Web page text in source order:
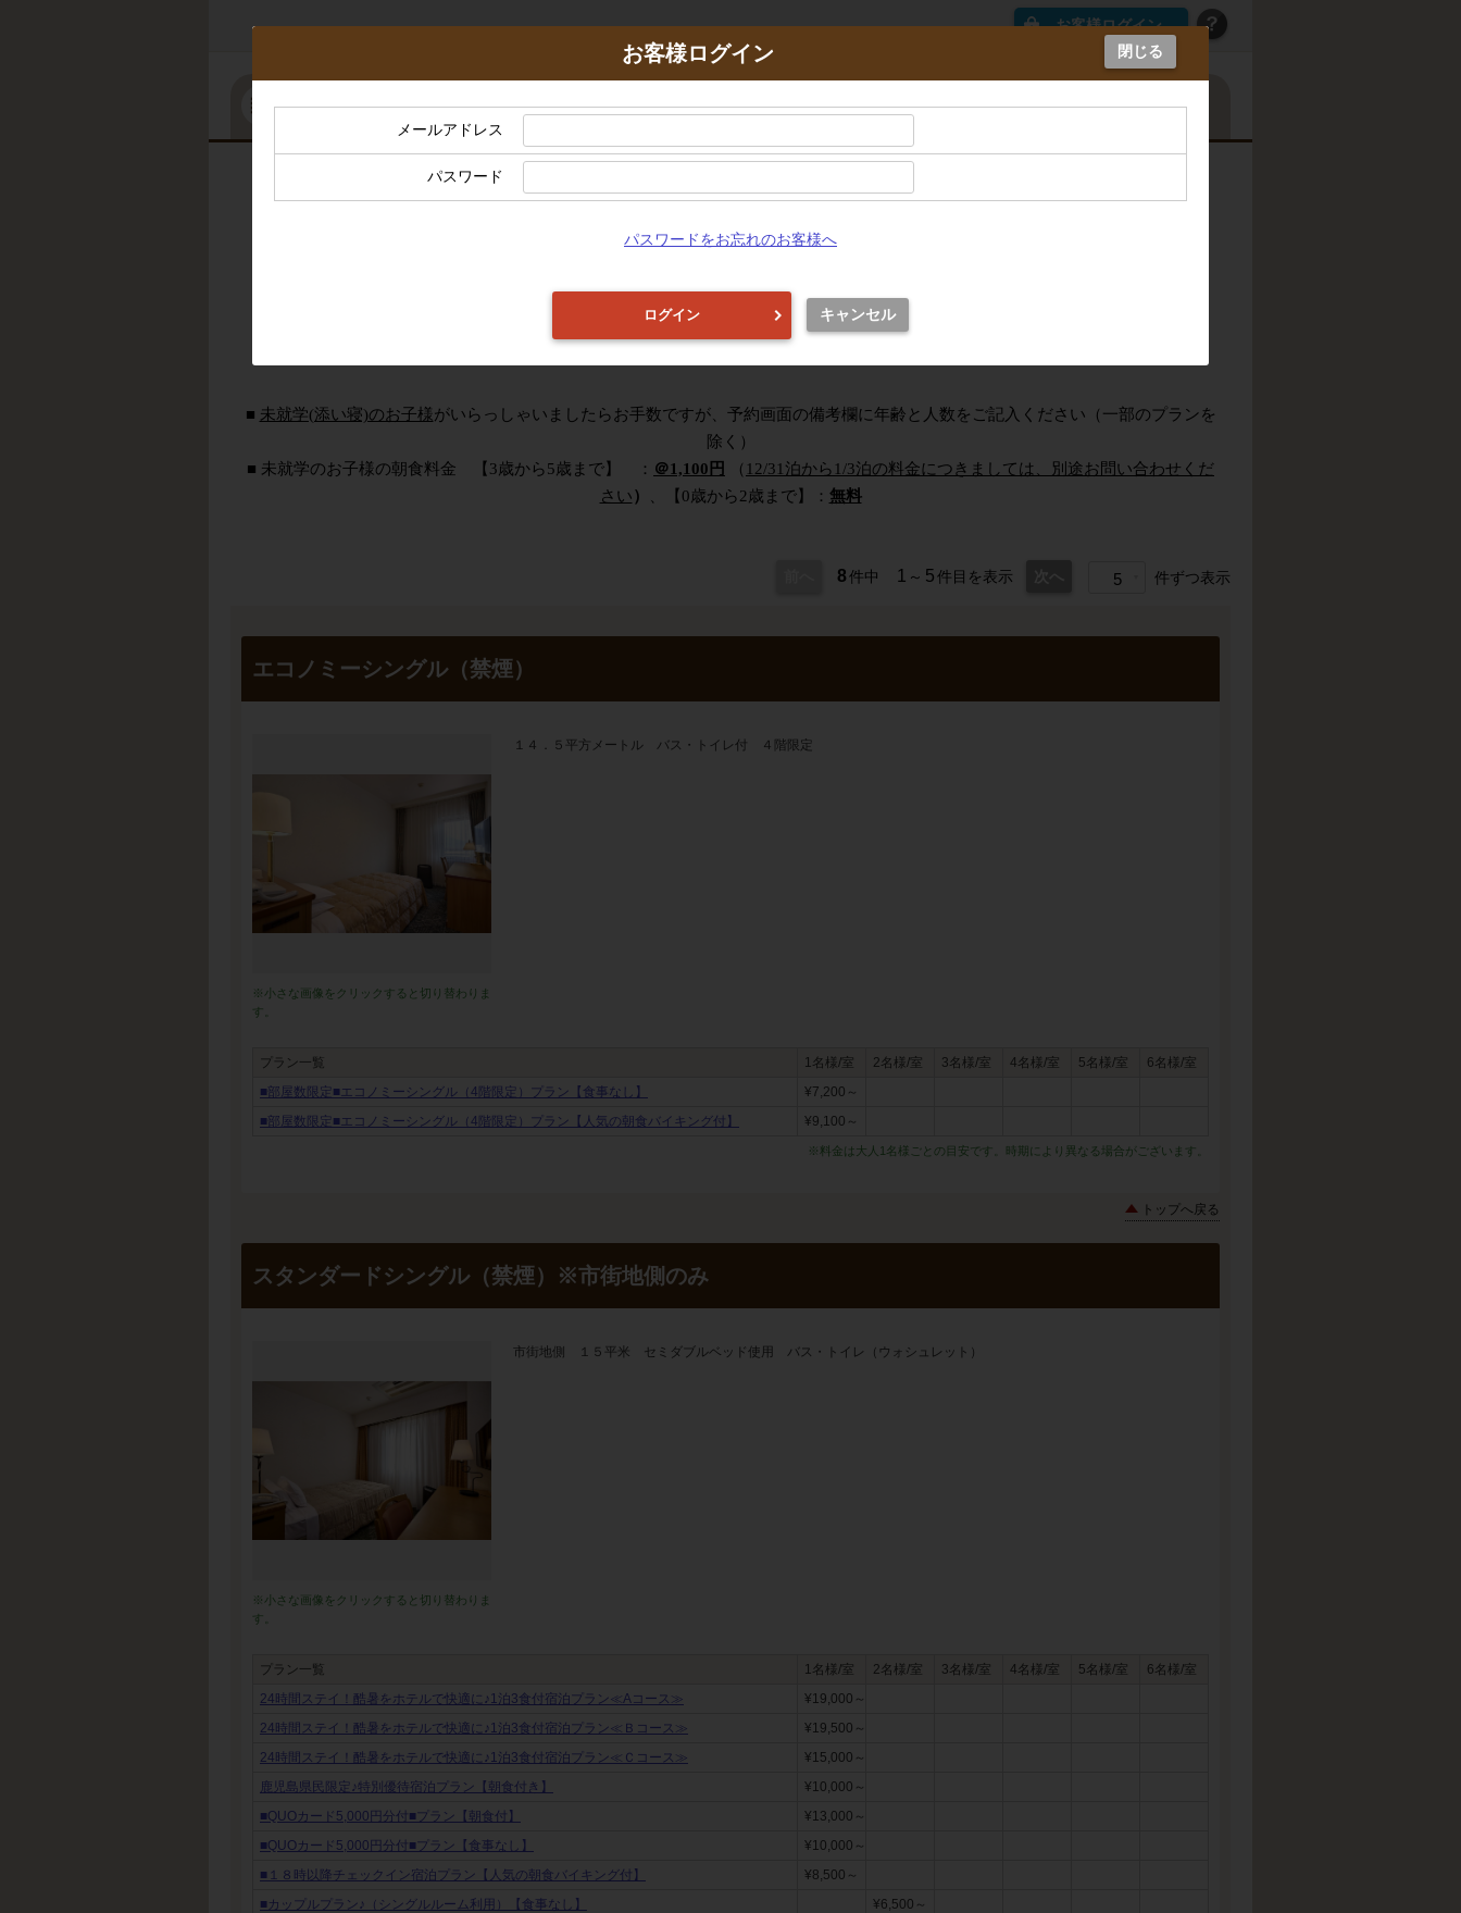
閉じる
お客様ログイン
メールアドレス
パスワード
パスワードをお忘れのお客様へ
ログイン キャンセル
お客様ログイン
ご宿泊プランから探す お部屋から探す カレンダーから探す
タブブラウザで複数画面を表示したご予約の操作はご遠慮ください。ご予約の手続きを正常に進められなくなる場合がございます。
２４時間ステイプランやビアガーデンプランなど酷暑対策にピッタリなプランをご用意しております。
をお過ごしください♪
■ 未就学(添い寝)のお子様がいらっしゃいましたらお手数ですが、予約画面の備考欄に年齢と人数をご記入ください（一部のプランを
除く）
■ 未就学のお子様の朝食料金 【3歳から5歳まで】 ： ＠1,100円 （ 12/31泊から1/3泊の料金につきましては、別途お問い合わせくだ
さい） 、【0歳から2歳まで】： 無料
5 件ずつ表示
8件中 1 ～ 5件目を表示
エコノミーシングル（禁煙）
※小さな画像をクリックすると切り替わりま
す。
１４．５平方メートル バス・トイレ付 ４階限定
プラン一覧 1名様/室 2名様/室 3名様/室 4名様/室 5名様/室
6名様/室
■部屋数限定■エコノミーシングル（4階限定）プラン【食事なし】
¥7,200～
■部屋数限定■エコノミーシングル（4階限定）プラン【人気の朝食バイキング付】
¥9,100～
※料金は大人1名様ごとの目安です。時期により異なる場合がございます。
トップへ戻る
スタンダードシングル（禁煙）※市街地側のみ
※小さな画像をクリックすると切り替わりま
す。
市街地側 １５平米 セミダブルベッド使用 バス・トイレ（ウォシュレット）
プラン一覧 1名様/室 2名様/室 3名様/室 4名様/室 5名様/室
6名様/室
24時間ステイ！酷暑をホテルで快適に♪1泊3食付宿泊プラン≪Aコース≫
¥19,000～
24時間ステイ！酷暑をホテルで快適に♪1泊3食付宿泊プラン≪Ｂコース≫
¥19,500～
24時間ステイ！酷暑をホテルで快適に♪1泊3食付宿泊プラン≪Ｃコース≫
¥15,000～
鹿児島県民限定♪特別優待宿泊プラン【朝食付き】
¥10,000～
■QUOカード5,000円分付■プラン【朝食付】
¥13,000～
■QUOカード5,000円分付■プラン【食事なし】
¥10,000～
■１８時以降チェックイン宿泊プラン【人気の朝食バイキング付】
¥8,500～
■カップルプラン♪（シングルルーム利用）【食事なし】
¥6,500～